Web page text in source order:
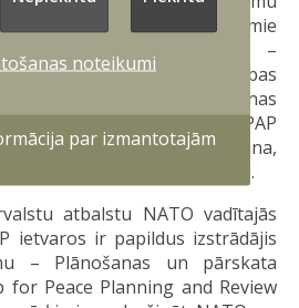
ietvaros sasniedzamie
šādās kategorijās –
militārie jautājumi, sabiedrības
un vide, civilo krīžu novēršanas
resursi. Šobrīd IPAP
Gruzija, Kazahstāna,
un Hercegovina, Melnkalne.
atbalstu NATO vadītajās
ietvaros ir papildus izstrādājis
– Plānošanas un pārskata
for Peace Planning and Review
noteikumi
par izmantotajām